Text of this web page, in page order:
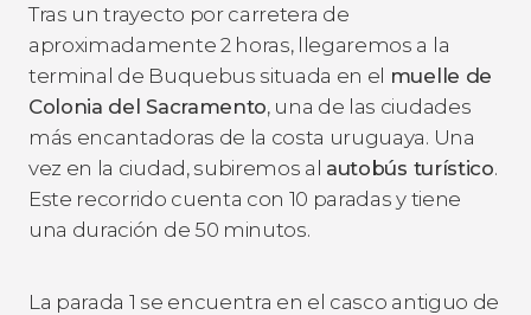
Tras un trayecto por carretera de
aproximadamente 2 horas, llegaremos a la
terminal de Buquebus situada en el muelle de
Colonia del Sacramento, una de las ciudades
más encantadoras de la costa uruguaya. Una
vez en la ciudad, subiremos al autobús turístico.
Este recorrido cuenta con 10 paradas y tiene
una duración de 50 minutos.
La parada 1 se encuentra en el casco antiguo de